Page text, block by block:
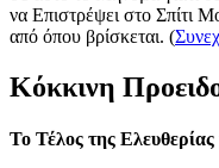
να Επιστρέψει στο Σπίτι
από όπου βρίσκεται. (
Κόκκινη
Το Τέλος της